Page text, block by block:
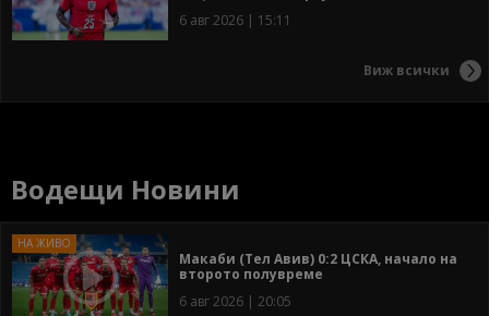
6 авг 2026 | 15:11
Виж всички
Водещи Новини
Макаби (Тел Авив) 0:2 ЦСКА, начало на
второто полувреме
6 авг 2026 | 20:05